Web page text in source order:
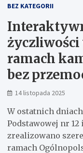
BEZ KATEGORII
życzliwości
ramach
bez
14 listopada 2025
W ostatnich
Podstawowej nr
zrealizowano
ramach